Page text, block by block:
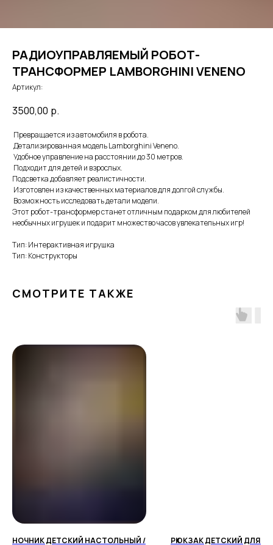
РАДИОУПРАВЛЯЕМЫЙ РОБОТ-
ТРАНСФОРМЕР LAMBORGHINI VENENO
Артикул:
3500,00 р.
Превращается из автомобиля в робота.
Детализированная модель Lamborghini Veneno.
Удобное управление на расстоянии до 30 метров.
Подходит для детей и взрослых.
Подсветка добавляет реалистичности.
Изготовлен из качественных материалов для долгой службы.
Возможность исследовать детали модели.
Этот робот-трансформер станет отличным подарком для любителей
необычных игрушек и подарит множество часов увлекательных игр!
Тип: Интерактивная игрушка
Тип: Конструкторы
СМОТРИТЕ ТАКЖЕ
НОЧНИК ДЕТСКИЙ НАСТОЛЬНЫЙ /
РЮКЗАК ДЕТСКИЙ ДЛЯ
Доставка от 1 дня